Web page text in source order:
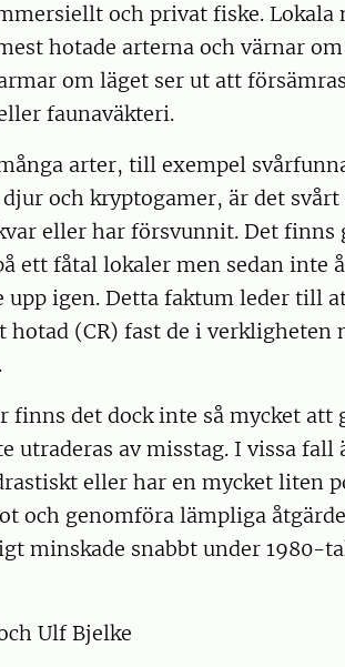
och privat fiske. Lokala
hotade arterna och värnar
om läget ser ut att
faunaväkteri.
arter, till exempel
och kryptogamer, är det svårt
eller har försvunnit. Det finns
ett fåtal lokaler men sedan inte
upp igen. Detta faktum leder till
(CR) fast de i verkligheten
finns det dock inte så mycket att
utraderas av misstag. I vissa fall
eller har en mycket liten
och genomföra lämpliga
minskade snabbt under 1980-
Ulf Bjelke